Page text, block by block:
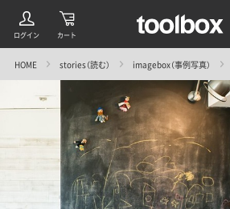
HOME stories（読む） imagebox（事例写真）